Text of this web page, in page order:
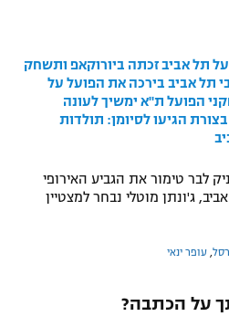
תל אביב זכתה ביורוקאפ ותשחק
תל אביב בירכה את הפועל על
הפועל ת"א ימשיך לעונה
בצורת הגיעו לסיומן: תולדות
לבר טימור את הגביע האירופי
ג'ונתן מוטלי נבחר למצטיין
עופר ינאי
על הכתבה?